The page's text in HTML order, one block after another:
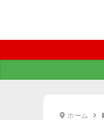
ホーム